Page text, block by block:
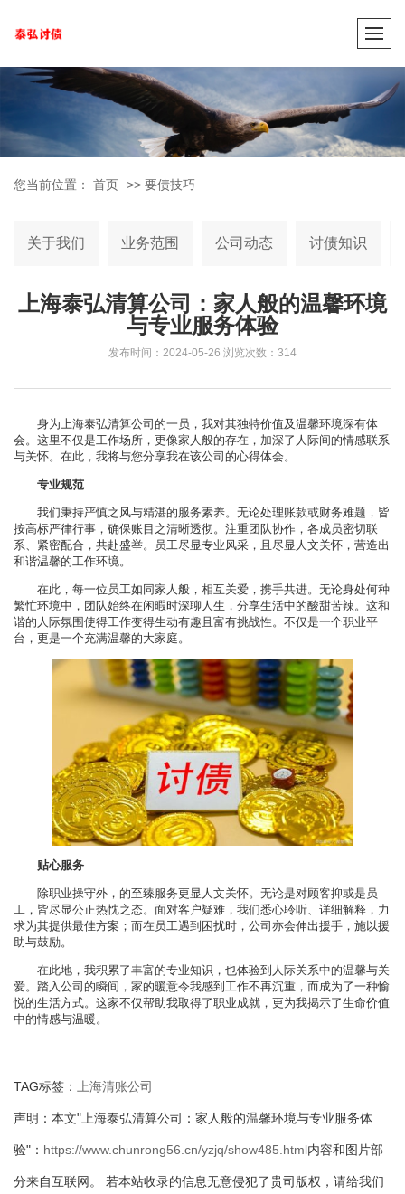
您当前位置： 首页 >> 要债技巧
关于我们 业务范围 公司动态 讨债知识
上海泰弘清算公司：家人般的温馨环境
与专业服务体验
发布时间：2024-05-26 浏览次数：314
身为上海泰弘清算公司的一员，我对其独特价值及温馨环境深有体
会。这里不仅是工作场所，更像家人般的存在，加深了人际间的情感联系
与关怀。在此，我将与您分享我在该公司的心得体会。
专业规范
我们秉持严慎之风与精湛的服务素养。无论处理账款或财务难题，皆
按高标严律行事，确保账目之清晰透彻。注重团队协作，各成员密切联
系、紧密配合，共赴盛举。员工尽显专业风采，且尽显人文关怀，营造出
和谐温馨的工作环境。
在此，每一位员工如同家人般，相互关爱，携手共进。无论身处何种
繁忙环境中，团队始终在闲暇时深聊人生，分享生活中的酸甜苦辣。这和
谐的人际氛围使得工作变得生动有趣且富有挑战性。不仅是一个职业平
台，更是一个充满温馨的大家庭。
贴心服务
除职业操守外，的至臻服务更显人文关怀。无论是对顾客抑或是员
工，皆尽显公正热忱之态。面对客户疑难，我们悉心聆听、详细解释，力
求为其提供最佳方案；而在员工遇到困扰时，公司亦会伸出援手，施以援
助与鼓励。
在此地，我积累了丰富的专业知识，也体验到人际关系中的温馨与关
爱。踏入公司的瞬间，家的暖意令我感到工作不再沉重，而成为了一种愉
悦的生活方式。这家不仅帮助我取得了职业成就，更为我揭示了生命价值
中的情感与温暖。
TAG标签： 上海清账公司
声明：本文"上海泰弘清算公司：家人般的温馨环境与专业服务体
验"： https://www.chunrong56.cn/yzjq/show485.html内容和图片部
分来自互联网。 若本站收录的信息无意侵犯了贵司版权，请给我们